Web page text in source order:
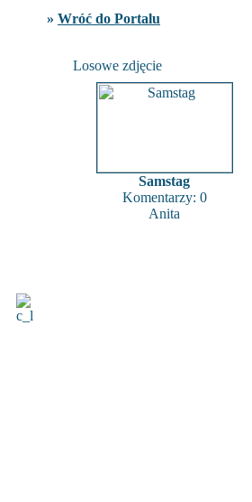
» Wróć do Portalu
Losowe zdjęcie
Samstag
Komentarzy: 0
Anita